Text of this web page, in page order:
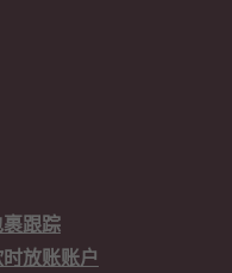
跟踪
时放账账户